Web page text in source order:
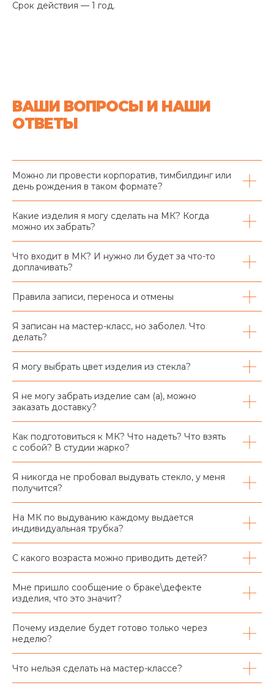
Срок действия — 1 год.
ВАШИ ВОПРОСЫ И НАШИ
ОТВЕТЫ
Можно ли провести корпоратив, тимбилдинг или
день рождения в таком формате?
Какие изделия я могу сделать на МК? Когда
можно их забрать?
Что входит в МК? И нужно ли будет за что-то
доплачивать?
Правила записи, переноса и отмены
Я записан на мастер-класс, но заболел. Что
делать?
Я могу выбрать цвет изделия из стекла?
Я не могу забрать изделие сам (а), можно
заказать доставку?
Как подготовиться к МК? Что надеть? Что взять
с собой? В студии жарко?
Я никогда не пробовал выдувать стекло, у меня
получится?
На МК по выдуванию каждому выдается
индивидуальная трубка?
С какого возраста можно приводить детей?
Мне пришло сообщение о браке\дефекте
изделия, что это значит?
Почему изделие будет готово только через
неделю?
Что нельзя сделать на мастер-классе?